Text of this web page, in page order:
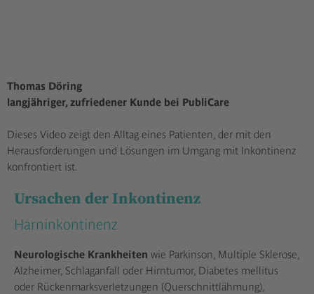
Wir benötigen Ihre Zustimmung, um
den YouTube Video-Service zu laden!
Wir verwenden einen Service eines
Drittanbieters, um Videoinhalte einzubetten.
Aktivitäten sammeln. Bitte lesen Sie die
des Service zu, um dieses Video
Mehr Informationen
Thomas Döring
langjähriger, zufriedener Kunde bei PubliCare
Dieses Video zeigt den Alltag eines Patienten, der mit den
Herausforderungen und Lösungen im Umgang mit Inkontinenz
konfrontiert ist.
Ursachen der Inkontinenz
Harninkontinenz
Neurologische Krankheiten wie Parkinson, Multiple Sklerose,
Alzheimer, Schlaganfall oder Hirntumor, Diabetes mellitus
oder Rückenmarksverletzungen (Querschnittlähmung),